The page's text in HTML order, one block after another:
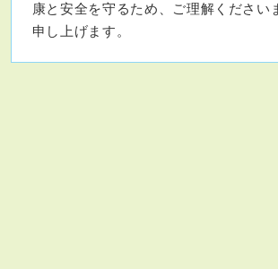
康と安全を守るため、ご理解ください
申し上げます。